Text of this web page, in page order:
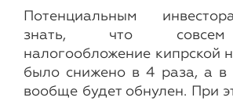
Потенциальным
знать, что
налогообложение кипрской
было снижено в 4 раза, а в
вообще будет обнулен. При